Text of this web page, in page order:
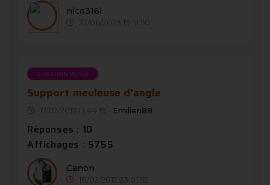
nico316l
22/06/2023 19:51:50
QUESTION POSÉE
Support meuleuse d'angle
17/02/2017 13:44:19 - Emilien88
Réponses : 10
Affichages : 5755
Canon
18/02/2017 23:01:55